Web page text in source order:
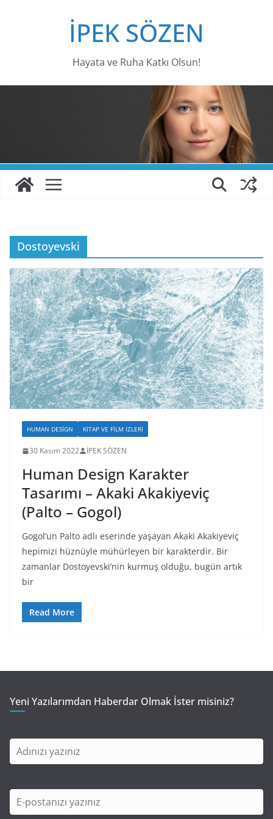
İPEK SÖZEN
Hayata ve Ruha Katkı Olsun!
Dostoyevski
HUMAN DESIGN KITAP VE FILM İZLERI
30 Kasım 2022 İPEK SÖZEN
Human Design Karakter
Tasarımı – Akaki Akakiyeviç
(Palto – Gogol)
Gogol’un Palto adlı eserinde yaşayan Akaki Akakiyeviç
hepimizi hüznüyle mühürleyen bir karakterdir. Bir
zamanlar Dostoyevski’nin kurmuş olduğu, bugün artık
bir
Read More
Yeni Yazılarımdan Haberdar Olmak İster misiniz?